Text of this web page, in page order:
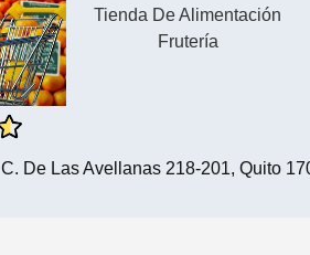
Tienda De Alimentación
Frutería
C. De Las Avellanas 218-201, Quito